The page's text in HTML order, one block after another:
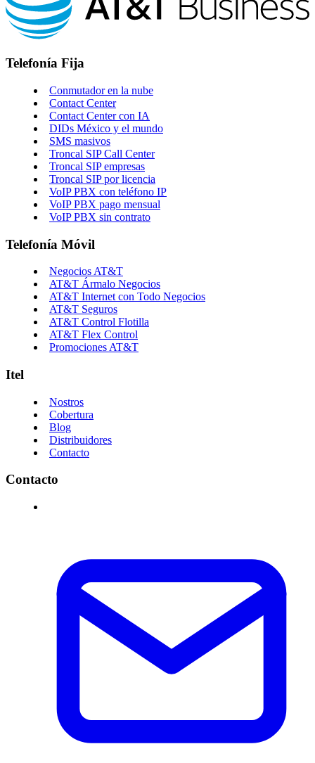
Telefonía Fija
Conmutador en la nube
Contact Center
Contact Center con IA
DIDs México y el mundo
SMS masivos
Troncal SIP Call Center
Troncal SIP empresas
Troncal SIP por licencia
VoIP PBX con teléfono IP
VoIP PBX pago mensual
VoIP PBX sin contrato
Telefonía Móvil
Negocios AT&T
AT&T Ármalo Negocios
AT&T Internet con Todo Negocios
AT&T Seguros
AT&T Control Flotilla
AT&T Flex Control
Promociones AT&T
Itel
Nostros
Cobertura
Blog
Distribuidores
Contacto
Contacto